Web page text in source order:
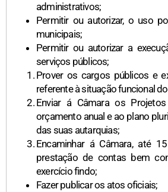
administrativos;
Permitir ou autorizar, o uso
municipais;
Permitir ou autorizar a
serviços públicos;
Prover os cargos públicos e
referente à situação funcional
Enviar á Câmara os
orçamento anual e ao plano
das suas autarquias;
Encaminhar á Câmara, até
prestação de contas bem
exercício findo;
Fazer publicar os atos oficiais;